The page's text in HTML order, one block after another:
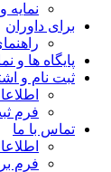
نمایه
برای داوران
پایگاه ها و
ثبت نام و
فرم
تماس با ما
فرم